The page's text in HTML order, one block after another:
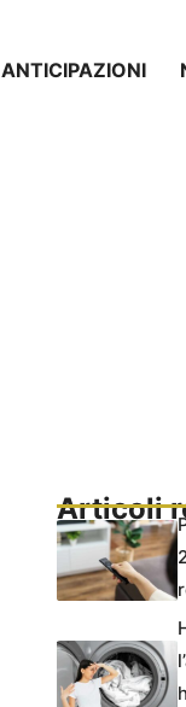
ANTICIPAZIONI
Articoli